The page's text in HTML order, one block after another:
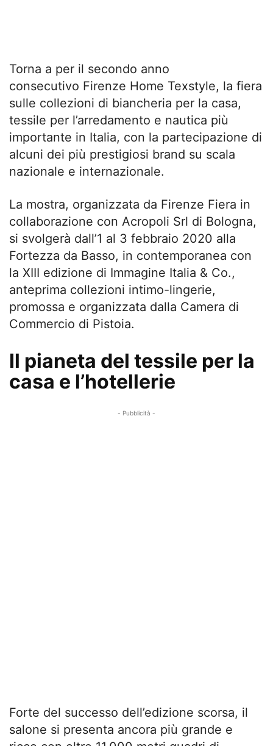
Torna a per il secondo anno
consecutivo Firenze Home Texstyle, la fiera
sulle collezioni di biancheria per la casa,
tessile per l’arredamento e nautica più
importante in Italia, con la partecipazione di
alcuni dei più prestigiosi brand su scala
nazionale e internazionale.
La mostra, organizzata da Firenze Fiera in
collaborazione con Acropoli Srl di Bologna,
si svolgerà dall’1 al 3 febbraio 2020 alla
Fortezza da Basso, in contemporanea con
la XIII edizione di Immagine Italia & Co.,
anteprima collezioni intimo-lingerie,
promossa e organizzata dalla Camera di
Commercio di Pistoia.
Il pianeta del tessile per la
casa e l’hotellerie
- Pubblicità -
Forte del successo dell’edizione scorsa, il
salone si presenta ancora più grande e